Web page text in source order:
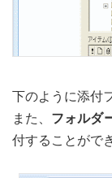
下のように添付
また、 フォルダ
付することがで